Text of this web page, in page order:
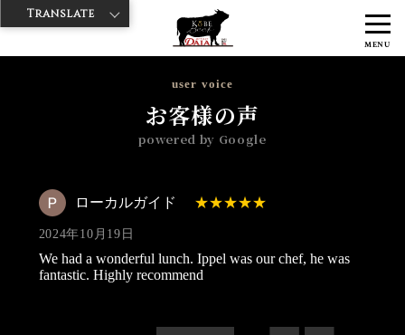
MENU
神戸牛ダイヤ > 神戸牛ダイア 浅草楽天地店
ロー
user voice
お客様の声
powered by Google
ローカルガイド
2024年10月19日
We had a wonderful lunch. Ippel was our chef, he was
fantastic. Highly recommend
Translate